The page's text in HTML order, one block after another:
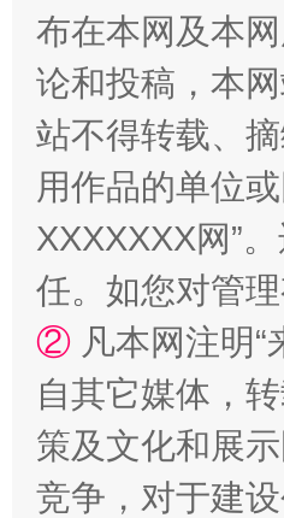
国家大学科技园优化重塑
布在本网及本
论和投稿，本
站不得转载、
用作品的单位
XXXXXXX网”
任。如您对管
② 凡本网注明
自其它媒体，
策及文化和展
竞争，对于建